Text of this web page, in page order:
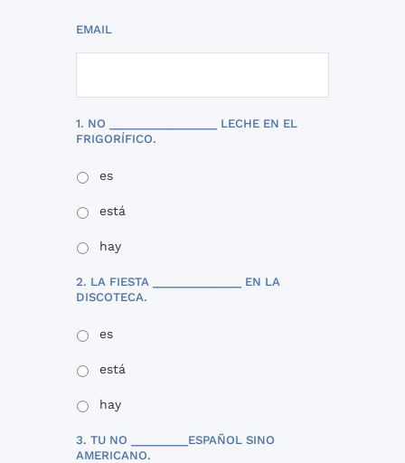
EMAIL
1. NO _________________ LECHE EN EL
FRIGORÍFICO.
es
está
hay
2. LA FIESTA ______________ EN LA
DISCOTECA.
es
está
hay
3. TU NO _________ESPAÑOL SINO
AMERICANO.